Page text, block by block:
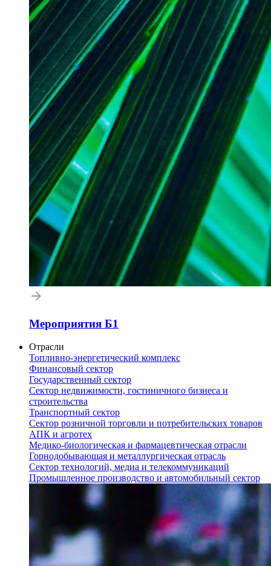
Мероприятия Б1
Отрасли
Топливно-энергетический комплекс
Финансовый сектор
Государственный сектор
Сектор недвижимости, гостиничного бизнеса и
строительства
Транспортный сектор
Сектор розничной торговли и потребительских товаров
АПК и агротех
Медико-биологическая и фармацевтическая отрасли
Горнодобывающая и металлургическая отрасль
Сектор технологий, медиа и телекоммуникаций
Промышленное производство и автомобильный сектор